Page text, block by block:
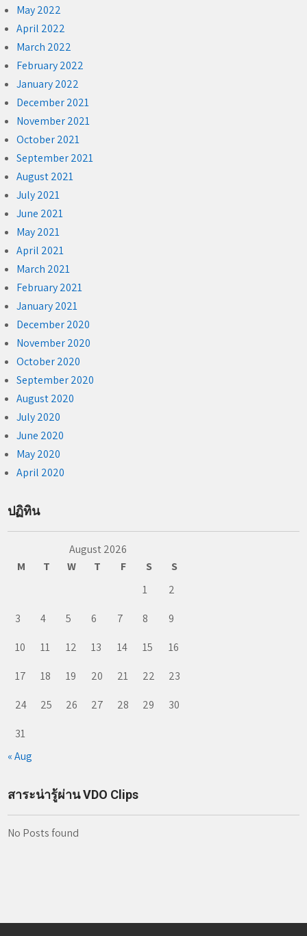
May 2022
April 2022
March 2022
February 2022
January 2022
December 2021
November 2021
October 2021
September 2021
August 2021
July 2021
June 2021
May 2021
April 2021
March 2021
February 2021
January 2021
December 2020
November 2020
October 2020
September 2020
August 2020
July 2020
June 2020
May 2020
April 2020
ปฏิทิน
August 2026
M
T W T F S
S
1
2
3
4 5 6 7 8
9
10
11 12 13 14 15
16
17
18 19 20 21 22
23
24
25 26 27 28 29
30
31
« Aug
สาระน่ารู้ผ่าน VDO Clips
No Posts found